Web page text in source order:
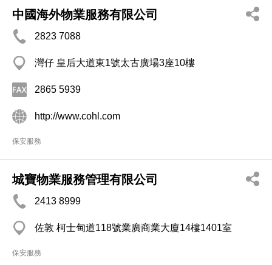
中國海外物業服務有限公司
2823 7088
灣仔 皇后大道東1號太古廣場3座10樓
2865 5939
http://www.cohl.com
保安服務
城寶物業服務管理有限公司
2413 8999
佐敦 柯士甸道118號業廣商業大廈14樓1401室
保安服務